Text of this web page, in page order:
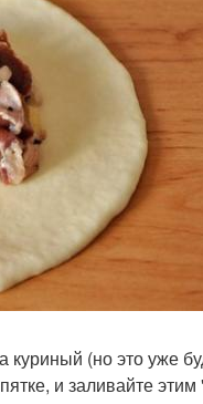
(но это уже
и заливайте